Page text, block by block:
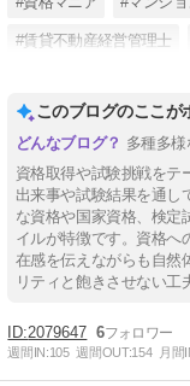
#賃貸不動産経営管理士
このブログのここが
多種多
資格取得や試験挑戦をテ
出来事や試験結果を通し
な資格や国家資格、検定
イルが特徴です。資格へ
在感を伝えながらも自然
リティと飽きさせない工
2079647 6
週間IN:105 週間OUT:154 月間